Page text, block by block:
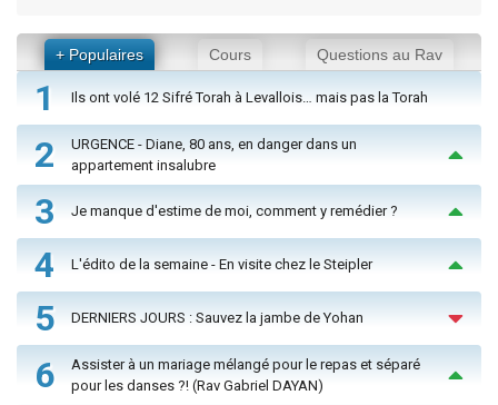
+ Populaires Cours Questions au Rav
1 Ils ont volé 12 Sifré Torah à Levallois… mais pas la Torah
2
URGENCE - Diane, 80 ans, en danger dans un
appartement insalubre
3 Je manque d'estime de moi, comment y remédier ?
4 L'édito de la semaine - En visite chez le Steipler
5 DERNIERS JOURS : Sauvez la jambe de Yohan
6
Assister à un mariage mélangé pour le repas et séparé
pour les danses ?! (Rav Gabriel DAYAN)